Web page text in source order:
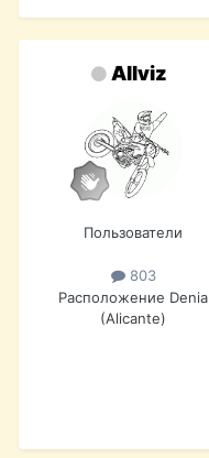
Allviz
Пользователи
803
Расположение Denia
(Aliсante)